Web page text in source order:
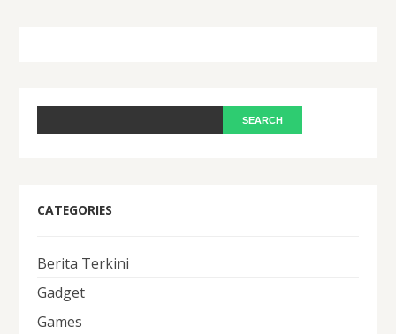
CATEGORIES
Berita Terkini
Gadget
Games